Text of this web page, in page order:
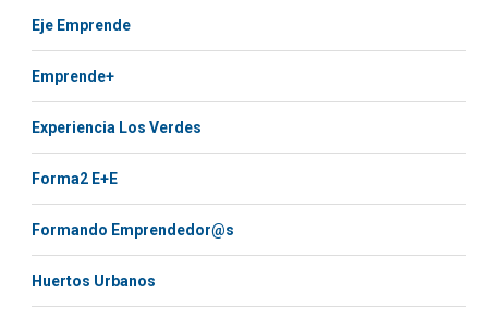
Eje Emprende
Emprende+
Experiencia Los Verdes
Forma2 E+E
Formando Emprendedor@s
Huertos Urbanos